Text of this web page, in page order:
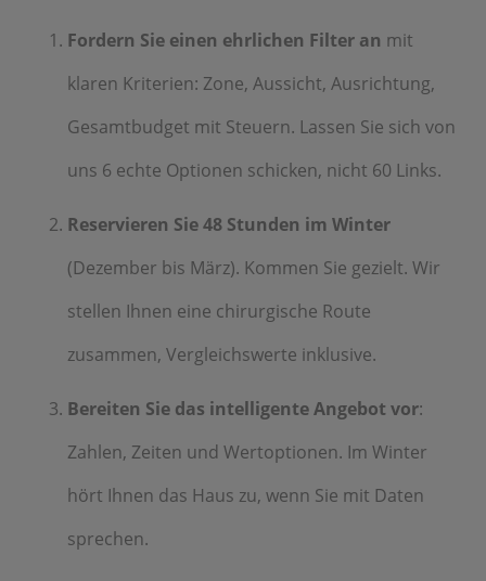
Fordern Sie einen ehrlichen Filter an mit
klaren Kriterien: Zone, Aussicht, Ausrichtung,
Gesamtbudget mit Steuern. Lassen Sie sich von
uns 6 echte Optionen schicken, nicht 60 Links.
Reservieren Sie 48 Stunden im Winter
(Dezember bis März). Kommen Sie gezielt. Wir
stellen Ihnen eine chirurgische Route
zusammen, Vergleichswerte inklusive.
Bereiten Sie das intelligente Angebot vor:
Zahlen, Zeiten und Wertoptionen. Im Winter
hört Ihnen das Haus zu, wenn Sie mit Daten
sprechen.